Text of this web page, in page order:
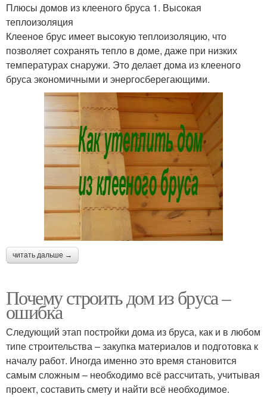
Плюсы домов из клееного бруса 1. Высокая
теплоизоляция
Клееное брус имеет высокую теплоизоляцию, что
позволяет сохранять тепло в доме, даже при низких
температурах снаружи. Это делает дома из клееного
бруса экономичными и энергосберегающими.
читать дальше →
Почему строить дом из бруса –
ошибка
Следующий этап постройки дома из бруса, как и в любом
типе строительства – закупка материалов и подготовка к
началу работ. Иногда именно это время становится
самым сложным – необходимо всё рассчитать, учитывая
проект, составить смету и найти всё необходимое.